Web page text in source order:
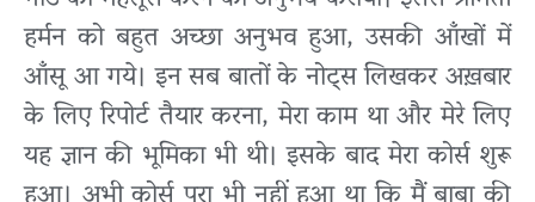
हर्मन को बहुत अच्छा अनुभव हुआ, उसकी आँखों में
आँसू आ गये। इन सब बातों के नोट्स लिखकर अख़बार
के लिए रिपोर्ट तैयार करना, मेरा काम था और मेरे लिए
यह ज्ञान की भूमिका भी थी। इसके बाद मेरा कोर्स शुरू